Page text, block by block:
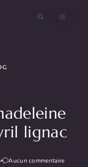
MENU
lignac
Aucun commentaire